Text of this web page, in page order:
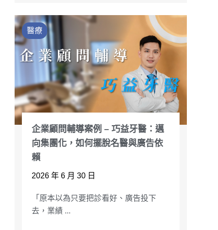
醫療
企業顧問輔導案例 – 巧益牙醫：邁
向集團化，如何擺脫名醫與廣告依
賴
2026 年 6 月 30 日
「原本以為只要把診看好、廣告投下
去，業績 ...